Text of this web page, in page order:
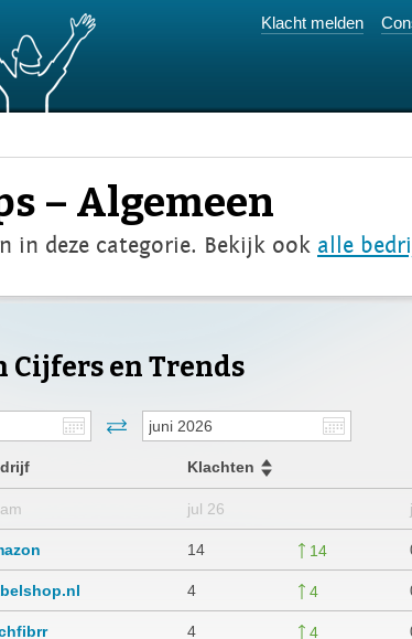
Klacht melden
– Algemeen
in deze categorie. Bekijk ook alle
Cijfers en Trends
Klachten
jul 26
14 14
4 4
4 4